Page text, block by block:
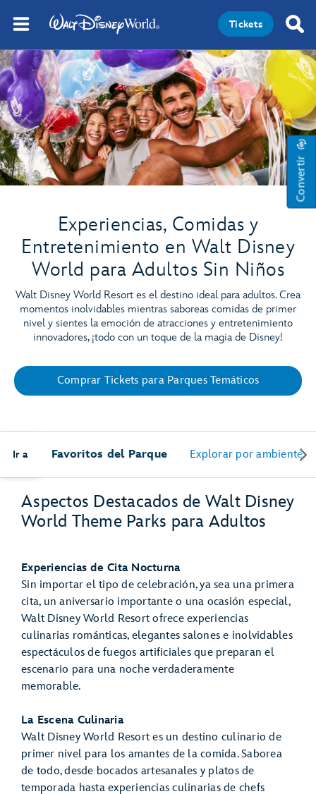
Tickets
Convertir
Experiencias, Comidas y
Entretenimiento en Walt Disney
World para Adultos Sin Niños
Walt Disney World Resort es el destino ideal para adultos. Crea
momentos inolvidables mientras saboreas comidas de primer
nivel y sientes la emoción de atracciones y entretenimiento
innovadores, ¡todo con un toque de la magia de Disney!
Comprar Tickets para Parques Temáticos
Ir a Favoritos del Parque Explorar por ambiente
Aspectos Destacados de Walt Disney
World Theme Parks para Adultos
Experiencias de Cita Nocturna
Sin importar el tipo de celebración, ya sea una primera
cita, un aniversario importante o una ocasión especial,
Walt Disney World Resort ofrece experiencias
culinarias románticas, elegantes salones e inolvidables
espectáculos de fuegos artificiales que preparan el
escenario para una noche verdaderamente
memorable.
La Escena Culinaria
Walt Disney World Resort es un destino culinario de
primer nivel para los amantes de la comida. Saborea
de todo, desde bocados artesanales y platos de
temporada hasta experiencias culinarias de chefs